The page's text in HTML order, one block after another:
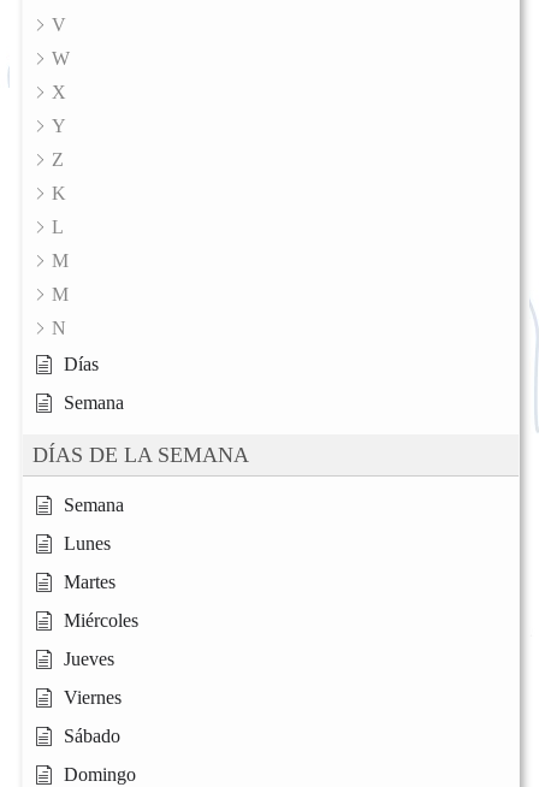
V
W
X
Y
Z
K
L
M
M
N
Días
Semana
DÍAS DE LA SEMANA
Semana
Lunes
Martes
Miércoles
Jueves
Viernes
Sábado
Domingo